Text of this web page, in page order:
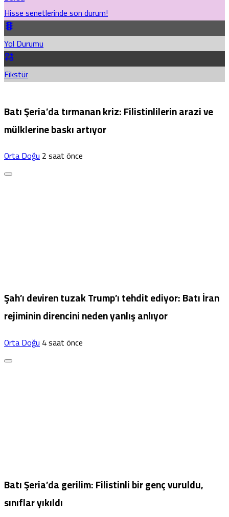
Hisse senetlerinde son durum!
Yol Durumu
Fikstür
Batı Şeria’da tırmanan kriz: Filistinlilerin arazi ve
mülklerine baskı artıyor
Orta Doğu2 saat önce
Şah’ı deviren tuzak Trump’ı tehdit ediyor: Batı İran
rejiminin direncini neden yanlış anlıyor
Orta Doğu4 saat önce
Batı Şeria’da gerilim: Filistinli bir genç vuruldu,
sınıflar yıkıldı